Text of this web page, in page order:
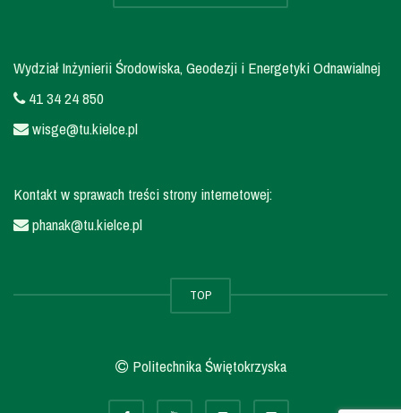
Wydział Inżynierii Środowiska, Geodezji i Energetyki Odnawialnej
41 34 24 850
wisge@tu.kielce.pl
Kontakt w sprawach treści strony internetowej:
phanak@tu.kielce.pl
TOP
Politechnika Świętokrzyska